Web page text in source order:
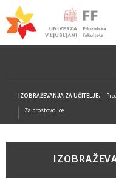
IZOBRAŽEVANJA ZA UČITELJE:
Za prostovoljce